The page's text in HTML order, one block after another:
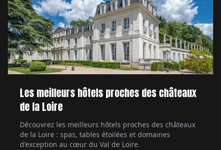
Les meilleurs hôtels proches des châteaux
de la Loire
Découvrez les meilleurs hôtels proches des châteaux
de la Loire : spas, tables étoilées et domaines
d'exception au cœur du Val de Loire.